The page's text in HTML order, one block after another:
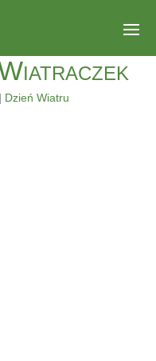
| Dzień Wiatru